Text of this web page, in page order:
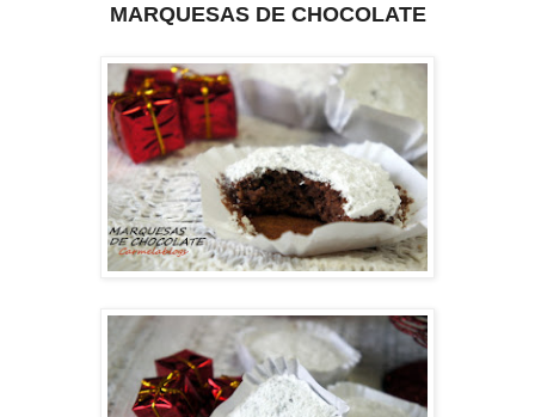
MARQUESAS DE CHOCOLATE